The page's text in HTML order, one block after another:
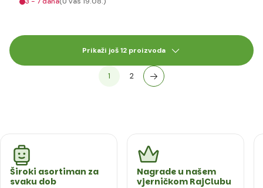
Prikaži još 12 proizvoda
1 2
Široki asortiman za
svaku dob
Nagrade u našem
vjerničkom RajClubu